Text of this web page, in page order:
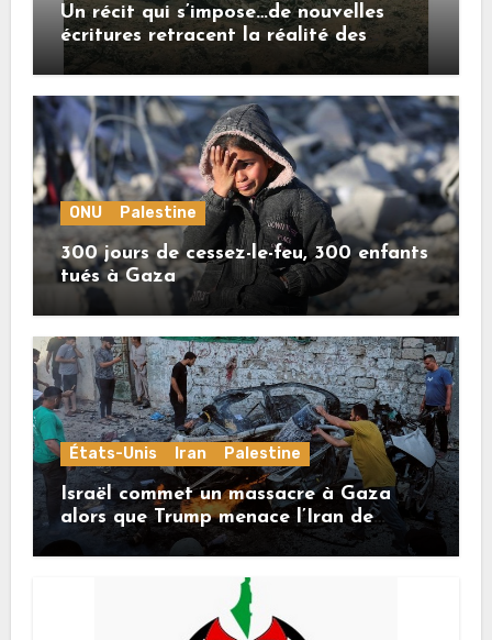
Un récit qui s’impose…de nouvelles
écritures retracent la réalité des
crimes sionistes à Gaza
ONU Palestine
300 jours de cessez-le-feu, 300 enfants
tués à Gaza
États-Unis Iran Palestine
Israël commet un massacre à Gaza
alors que Trump menace l’Iran de
«décapitation»